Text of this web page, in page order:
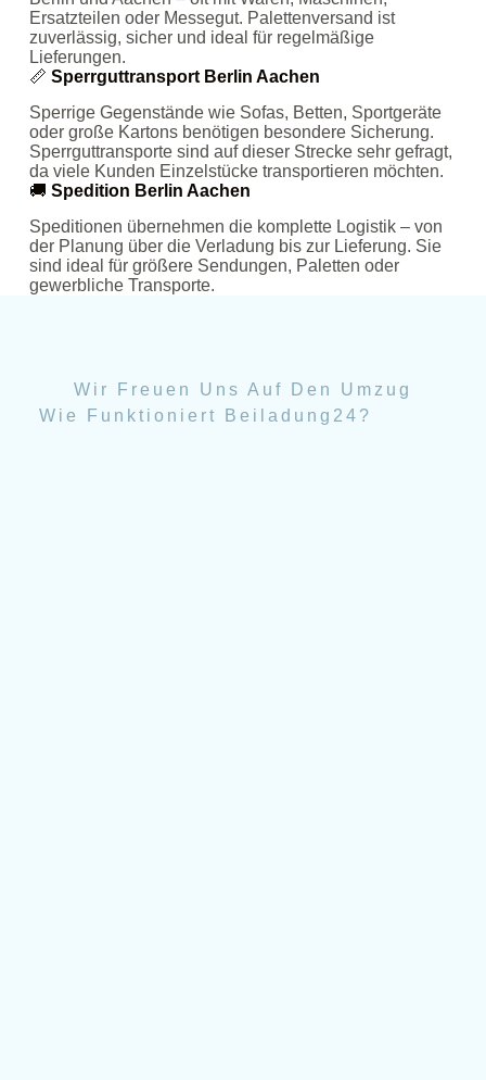
Ersatzteilen oder Messegut. Palettenversand ist
zuverlässig, sicher und ideal für regelmäßige
Lieferungen.
📏 Sperrguttransport Berlin Aachen
Sperrige Gegenstände wie Sofas, Betten, Sportgeräte
oder große Kartons benötigen besondere Sicherung.
Sperrguttransporte sind auf dieser Strecke sehr gefragt,
da viele Kunden Einzelstücke transportieren möchten.
🚚 Spedition Berlin Aachen
Speditionen übernehmen die komplette Logistik – von
der Planung über die Verladung bis zur Lieferung. Sie
sind ideal für größere Sendungen, Paletten oder
gewerbliche Transporte.
Wir Freuen Uns Auf Den Umzug
Wie Funktioniert Beiladung24?